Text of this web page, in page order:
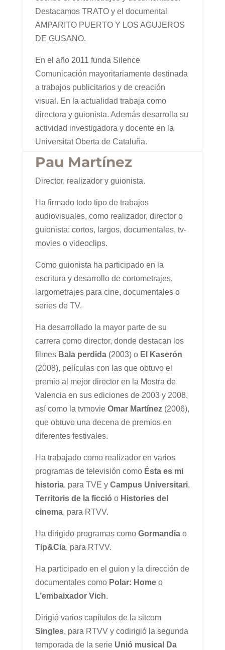
Destacamos TRATO y el documental
AMPARITO PUERTO Y LOS AGUJEROS
DE GUSANO.
En el año 2011 funda Silence
Comunicación mayoritariamente destinada
a trabajos publicitarios y de creación
visual. En la actualidad trabaja como
directora y guionista. Además desarrolla su
actividad investigadora y docente en la
Universitat Oberta de Cataluña.
Pau Martínez
Director, realizador y guionista.
Ha firmado todo tipo de trabajos
audiovisuales, como realizador, director o
guionista: cortos, largos, documentales, tv-
movies o videoclips.
Como guionista ha participado en la
escritura y desarrollo de cortometrajes,
largometrajes para cine, documentales o
series de TV.
Ha desarrollado la mayor parte de su
carrera como director, donde destacan los
filmes Bala perdida(2003) o El Kaserón
(2008), películas con las que obtuvo el
premio al mejor director en la Mostra de
Valencia en sus ediciones de 2003 y 2008,
así como la tvmovie Omar Martínez(2006),
que obtuvo una decena de premios en
diferentes festivales.
Ha trabajado como realizador en varios
programas de televisión como Ésta es mi
historia, para TVE y Campus Universitari,
Territoris de la ficció o Histories del
cinema, para RTVV.
Ha dirigido programas como Gormandiao
Tip&Cia, para RTVV.
Ha participado en el guion y la dirección de
documentales como Polar: Homeo
L’embaixador Vich.
Dirigió varios capítulos de la sitcom
Singles, para RTVV y codirigió la segunda
temporada de la serie Unió musical Da